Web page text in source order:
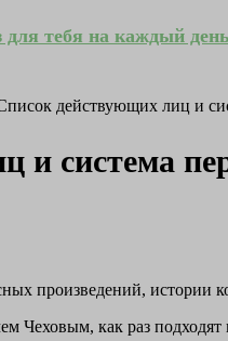
для тебя на каждый день
действующих лиц и
и система
произведений, истории
как раз